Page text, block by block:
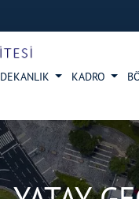
DEKANLIK KADRO